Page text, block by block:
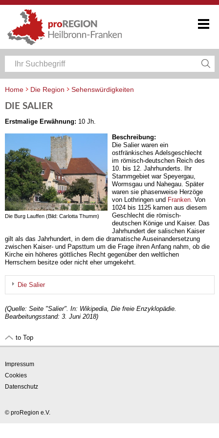
Home Die Region Sehenswürdigkeiten
DIE SALIER
Erstmalige Erwähnung: 10 Jh.
Die Burg Lauffen (Bild: Carlotta Thumm)
Beschreibung:
Die Salier waren ein
ostfränkisches Adelsgeschlecht
im römisch-deutschen Reich des
10. bis 12. Jahrhunderts. Ihr
Stammgebiet war Speyergau,
Wormsgau und Nahegau. Später
waren sie phasenweise Herzöge
von Lothringen und Franken. Von
1024 bis 1125 kamen aus diesem
Geschlecht die römisch-
deutschen Könige und Kaiser. Das
Jahrhundert der salischen Kaiser
gilt als das Jahrhundert, in dem die dramatische Auseinandersetzung
zwischen Kaiser- und Papsttum um die Frage ihren Anfang nahm, ob die
Kirche ein höheres göttliches Recht gegenüber den weltlichen
Herrschern besitze oder nicht eher umgekehrt.
Die Salier
(Quelle: Seite "Salier". In: Wikipedia, Die freie Enzyklopädie.
Bearbeitungsstand: 3. Juni 2018)
to Top
Impressum
Cookies
Datenschutz
© proRegion e.V.